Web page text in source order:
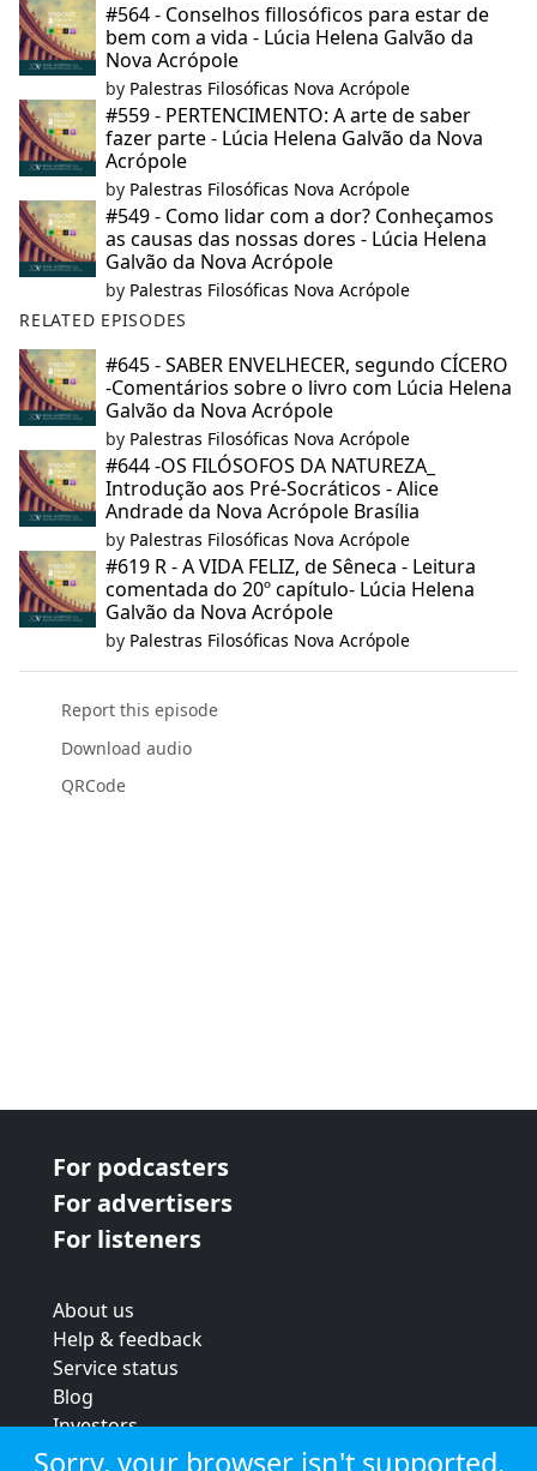
#564 - Conselhos fillosóficos para estar de
bem com a vida - Lúcia Helena Galvão da
Nova Acrópole
by Palestras Filosóficas Nova Acrópole
#559 - PERTENCIMENTO: A arte de saber
fazer parte - Lúcia Helena Galvão da Nova
Acrópole
by Palestras Filosóficas Nova Acrópole
#549 - Como lidar com a dor? Conheçamos
as causas das nossas dores - Lúcia Helena
Galvão da Nova Acrópole
by Palestras Filosóficas Nova Acrópole
RELATED EPISODES
#645 - SABER ENVELHECER, segundo CÍCERO
-Comentários sobre o livro com Lúcia Helena
Galvão da Nova Acrópole
by Palestras Filosóficas Nova Acrópole
#644 -OS FILÓSOFOS DA NATUREZA_
Introdução aos Pré-Socráticos - Alice
Andrade da Nova Acrópole Brasília
by Palestras Filosóficas Nova Acrópole
#619 R - A VIDA FELIZ, de Sêneca - Leitura
comentada do 20º capítulo- Lúcia Helena
Galvão da Nova Acrópole
by Palestras Filosóficas Nova Acrópole
Report this episode
Download audio
QRCode
For podcasters
For advertisers
For listeners
About us
Help & feedback
Service status
Blog
Investors
Strategic review
Sorry, your browser isn't supported.